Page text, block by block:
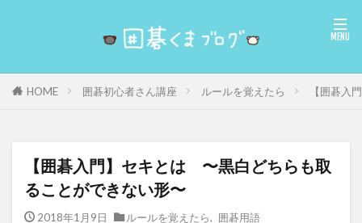
HOME 囲碁初心者さん講座 ルールを覚えたら 【囲碁入
【囲碁入門】セキとは 〜黒白どちらも取
ることができない形〜
2018年1月9日 ルールを覚えたら 囲碁用語